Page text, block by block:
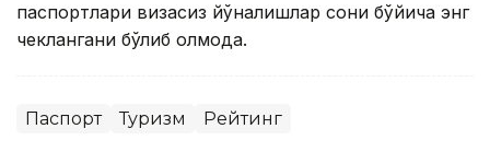
паспортлари визасиз йўналишлар сони бўйича энг
чеклангани бўлиб қолмоқда.
Паспорт Туризм Рейтинг